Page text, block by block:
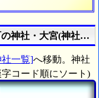
神社・大宮(神社総
一覧]へ移動。神社
コード順にソート)